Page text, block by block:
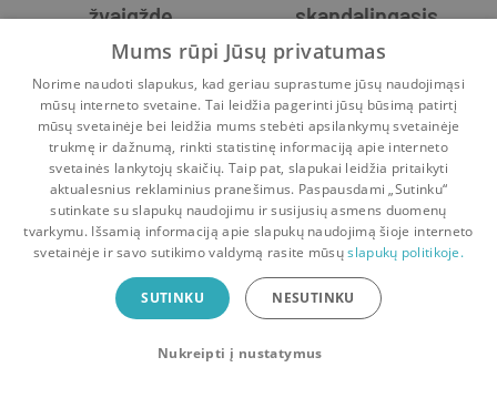
žvaigždę
India Grey
3 0
skandalingasis
princas
India Grey
1 0
Pradinis Krepšelis Pokalbiai Pranešimai Paskyra
Bookswap programėlė
Mainykis knygomis dar patogiau!
Uždaryti
Mums rūpi Jūsų privatumas
Norime naudoti slapukus, kad geriau suprastume jūsų naudojimąsi
mūsų interneto svetaine. Tai leidžia pagerinti jūsų būsimą patirtį
mūsų svetainėje bei leidžia mums stebėti apsilankymų svetainėje
trukmę ir dažnumą, rinkti statistinę informaciją apie interneto
svetainės lankytojų skaičių. Taip pat, slapukai leidžia pritaikyti
aktualesnius reklaminius pranešimus. Paspausdami „Sutinku“
sutinkate su slapukų naudojimu ir susijusių asmens duomenų
tvarkymu. Išsamią informaciją apie slapukų naudojimą šioje interneto
svetainėje ir savo sutikimo valdymą rasite mūsųslapukų politikoje.
SUTINKU NESUTINKU
Nukreipti į nustatymus